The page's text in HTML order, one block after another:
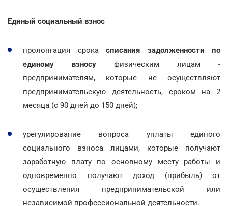
Единый социальный взнос
пролонгация срока списания задолженности по
единому взносу физическим лицам -
предпринимателям, которые не осуществляют
предпринимательскую деятельность, сроком на 2
месяца (с 90 дней до 150 дней);
урегулирование вопроса уплаты единого
социального взноса лицами, которые получают
заработную плату по основному месту работы и
одновременно получают доход (прибыль) от
осуществления предпринимательской или
независимой профессиональной деятельности.